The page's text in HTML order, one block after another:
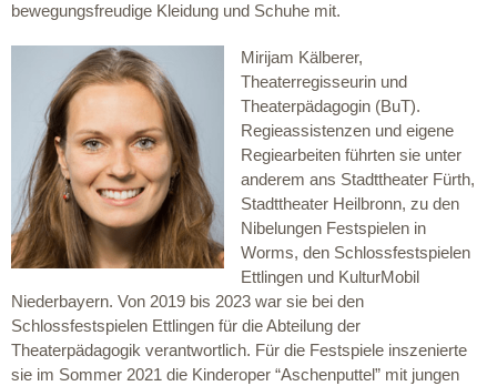
bewegungsfreudige Kleidung und Schuhe mit.
Mirijam Kälberer,
Theaterregisseurin und
Theaterpädagogin (BuT).
Regieassistenzen und eigene
Regiearbeiten führten sie unter
anderem ans Stadttheater Fürth,
Stadttheater Heilbronn, zu den
Nibelungen Festspielen in
Worms, den Schlossfestspielen
Ettlingen und KulturMobil
Niederbayern. Von 2019 bis 2023 war sie bei den
Schlossfestspielen Ettlingen für die Abteilung der
Theaterpädagogik verantwortlich. Für die Festspiele inszenierte
sie im Sommer 2021 die Kinderoper “Aschenputtel” mit jungen